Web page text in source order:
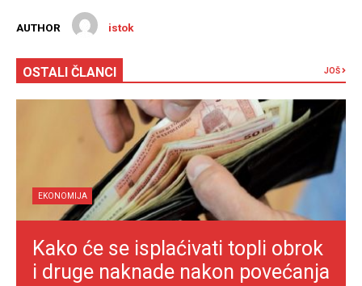
AUTHOR istok
OSTALI ČLANCI JOŠ
EKONOMIJA
Kako će se isplaćivati topli obrok
i druge naknade nakon povećanja